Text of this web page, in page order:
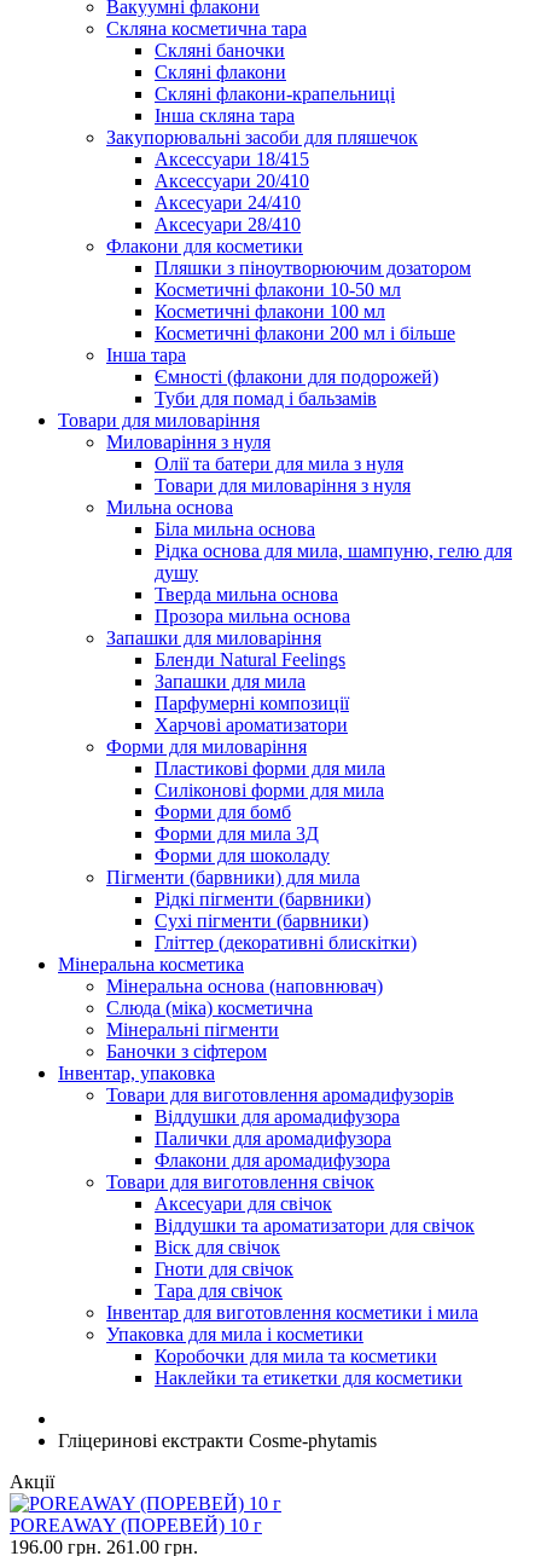
Вакуумні флакони
Скляна косметична тара
Скляні баночки
Скляні флакони
Скляні флакони-крапельниці
Інша скляна тара
Закупорювальні засоби для пляшечок
Аксессуари 18/415
Аксессуари 20/410
Аксесуари 24/410
Аксесуари 28/410
Флакони для косметики
Пляшки з піноутворюючим дозатором
Косметичні флакони 10-50 мл
Косметичні флакони 100 мл
Косметичні флакони 200 мл і більше
Інша тара
Ємності (флакони для подорожей)
Туби для помад і бальзамів
Товари для миловаріння
Миловаріння з нуля
Олії та батери для мила з нуля
Товари для миловаріння з нуля
Мильна основа
Біла мильна основа
Рідка основа для мила, шампуню, гелю для
душу
Тверда мильна основа
Прозора мильна основа
Запашки для миловаріння
Бленди Natural Feelings
Запашки для мила
Парфумерні композиції
Харчові ароматизатори
Форми для миловаріння
Пластикові форми для мила
Силіконові форми для мила
Форми для бомб
Форми для мила 3Д
Форми для шоколаду
Пігменти (барвники) для мила
Рідкі пігменти (барвники)
Сухі пігменти (барвники)
Гліттер (декоративні блискітки)
Мінеральна косметика
Мінеральна основа (наповнювач)
Слюда (міка) косметична
Мінеральні пігменти
Баночки з сіфтером
Інвентар, упаковка
Товари для виготовлення аромадифузорів
Віддушки для аромадифузора
Палички для аромадифузора
Флакони для аромадифузора
Товари для виготовлення свічок
Аксесуари для свічок
Віддушки та ароматизатори для свічок
Віск для свічок
Гноти для свічок
Тара для свічок
Інвентар для виготовлення косметики і мила
Упаковка для мила і косметики
Коробочки для мила та косметики
Наклейки та етикетки для косметики
Гліцеринові екстракти Cosme-phytamis
Акції
POREAWAY (ПОРЕВЕЙ) 10 г
196.00 грн. 261.00 грн.